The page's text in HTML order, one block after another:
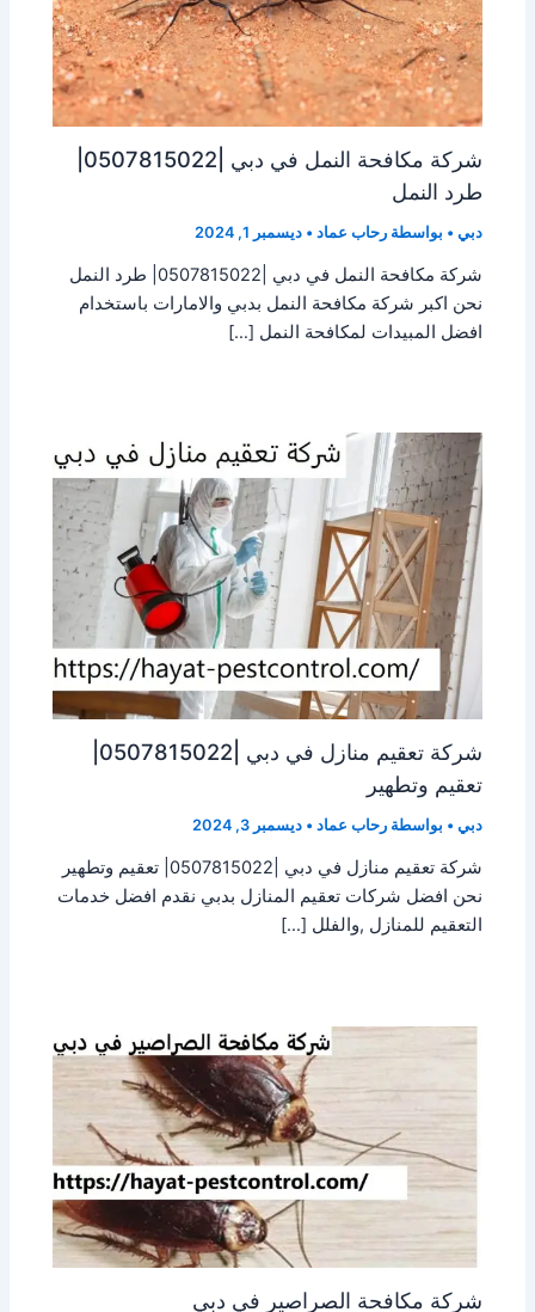
طرد النمل
دبي • بواسطة رحاب عماد•ديسمبر 1, 2024
شركة مكافحة النمل في دبي |0507815022| طرد النمل
نحن اكبر شركة مكافحة النمل بدبي والامارات باستخدام
افضل المبيدات لمكافحة النمل […]
تعقيم وتطهير
دبي • بواسطة رحاب عماد•ديسمبر 3, 2024
شركة تعقيم منازل في دبي |0507815022| تعقيم وتطهير
نحن افضل شركات تعقيم المنازل بدبي نقدم افضل خدمات
التعقيم للمنازل ,والفلل […]
شركة مكافحة الصراصير في دبي